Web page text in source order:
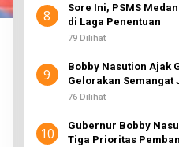
8
Sore Ini, PSMS
di Laga Penentuan
79 Dilihat
9
Bobby Nasution Ajak
Gelorakan Semangat
76 Dilihat
10
Gubernur Bobby
Tiga Prioritas